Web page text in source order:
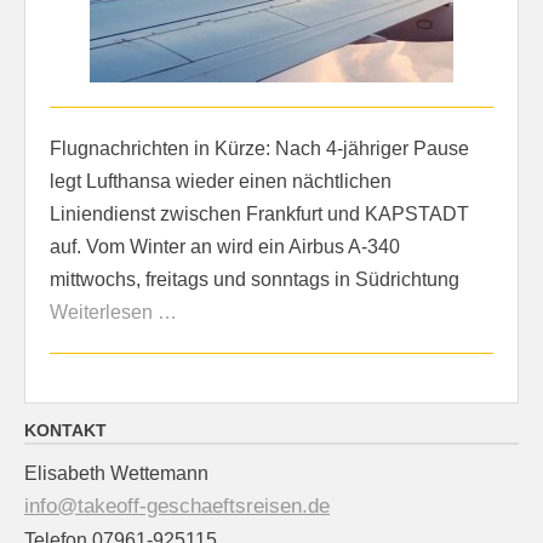
Flugnachrichten in Kürze: Nach 4-jähriger Pause
legt Lufthansa wieder einen nächtlichen
Liniendienst zwischen Frankfurt und KAPSTADT
auf. Vom Winter an wird ein Airbus A-340
mittwochs, freitags und sonntags in Südrichtung
Weiterlesen …
KONTAKT
Elisabeth Wettemann
info@takeoff-geschaeftsreisen.de